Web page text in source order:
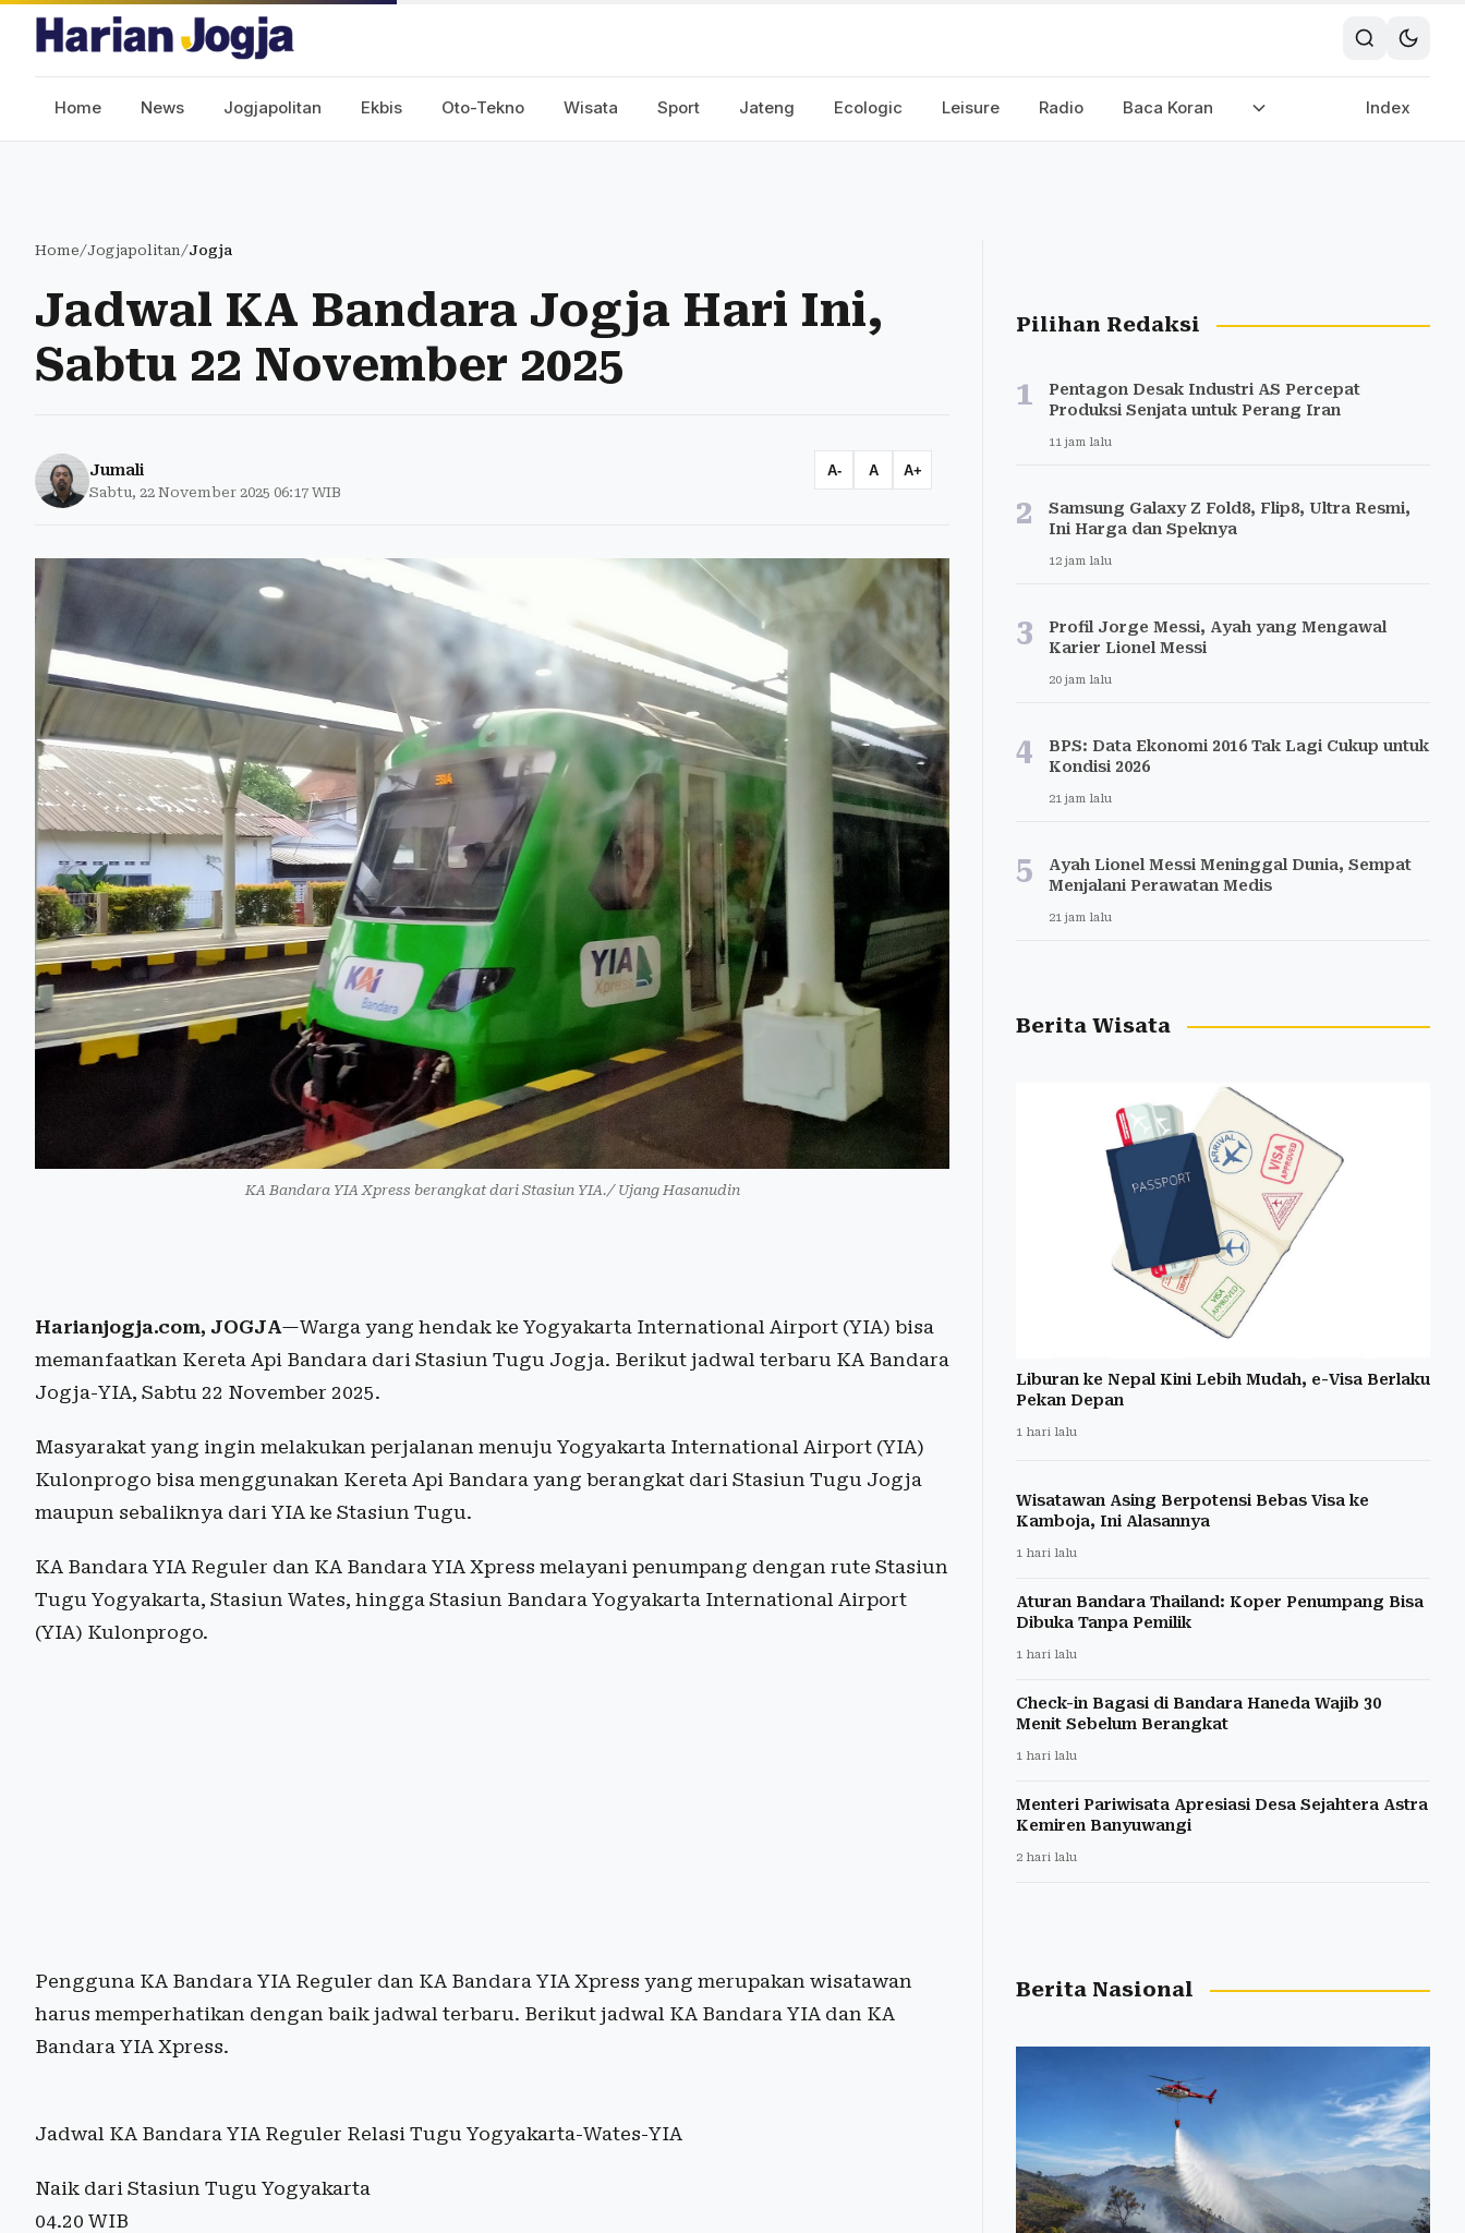
Home News Jogjapolitan Ekbis Oto-Tekno Wisata Sport Jateng Ecologic Leisure Radio Baca Koran Index
Home/Jogjapolitan/Jogja
Jadwal KA Bandara Jogja Hari Ini,
Sabtu 22 November 2025
Jumali
Sabtu, 22 November 2025 06:17 WIB
A- A A+
KA Bandara YIA Xpress berangkat dari Stasiun YIA./ Ujang Hasanudin
Harianjogja.com, JOGJA—Warga yang hendak ke Yogyakarta International Airport (YIA) bisa
memanfaatkan Kereta Api Bandara dari Stasiun Tugu Jogja. Berikut jadwal terbaru KA Bandara
Jogja-YIA, Sabtu 22 November 2025.
Masyarakat yang ingin melakukan perjalanan menuju Yogyakarta International Airport (YIA)
Kulonprogo bisa menggunakan Kereta Api Bandara yang berangkat dari Stasiun Tugu Jogja
maupun sebaliknya dari YIA ke Stasiun Tugu.
KA Bandara YIA Reguler dan KA Bandara YIA Xpress melayani penumpang dengan rute Stasiun
Tugu Yogyakarta, Stasiun Wates, hingga Stasiun Bandara Yogyakarta International Airport
(YIA) Kulonprogo.
Pengguna KA Bandara YIA Reguler dan KA Bandara YIA Xpress yang merupakan wisatawan
harus memperhatikan dengan baik jadwal terbaru. Berikut jadwal KA Bandara YIA dan KA
Bandara YIA Xpress.
Jadwal KA Bandara YIA Reguler Relasi Tugu Yogyakarta-Wates-YIA
Naik dari Stasiun Tugu Yogyakarta
04.20 WIB
Pilihan Redaksi
1
Pentagon Desak Industri AS Percepat
Produksi Senjata untuk Perang Iran
11 jam lalu
2
Samsung Galaxy Z Fold8, Flip8, Ultra Resmi,
Ini Harga dan Speknya
12 jam lalu
3
Profil Jorge Messi, Ayah yang Mengawal
Karier Lionel Messi
20 jam lalu
4
BPS: Data Ekonomi 2016 Tak Lagi Cukup untuk
Kondisi 2026
21 jam lalu
5
Ayah Lionel Messi Meninggal Dunia, Sempat
Menjalani Perawatan Medis
21 jam lalu
Berita Wisata
Liburan ke Nepal Kini Lebih Mudah, e-Visa Berlaku
Pekan Depan
1 hari lalu
Wisatawan Asing Berpotensi Bebas Visa ke
Kamboja, Ini Alasannya
1 hari lalu
Aturan Bandara Thailand: Koper Penumpang Bisa
Dibuka Tanpa Pemilik
1 hari lalu
Check-in Bagasi di Bandara Haneda Wajib 30
Menit Sebelum Berangkat
1 hari lalu
Menteri Pariwisata Apresiasi Desa Sejahtera Astra
Kemiren Banyuwangi
2 hari lalu
Berita Nasional